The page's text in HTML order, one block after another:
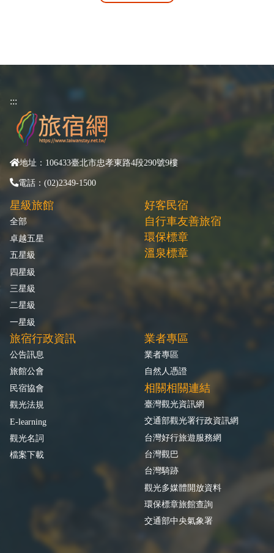
:::
地址：106433臺北市忠孝東路4段290號9樓
電話：(02)2349-1500
星級旅館
全部
卓越五星
五星級
四星級
三星級
二星級
一星級
好客民宿
自行車友善旅宿
環保標章
溫泉標章
旅宿行政資訊
公告訊息
旅館公會
民宿協會
觀光法規
E-learning
觀光名詞
檔案下載
業者專區
業者專區
自然人憑證
相關相關連結
臺灣觀光資訊網
交通部觀光署行政資訊網
台灣好行旅遊服務網
台灣觀巴
台灣騎跡
觀光多媒體開放資料
環保標章旅館查詢
交通部中央氣象署